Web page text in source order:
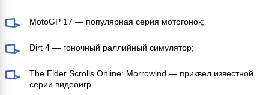
MotoGP 17 — популярная серия мотогонок;
Dirt 4 — гоночный раллийный симулятор;
The Elder Scrolls Online: Morrowind — приквел известной
серии видеоигр.